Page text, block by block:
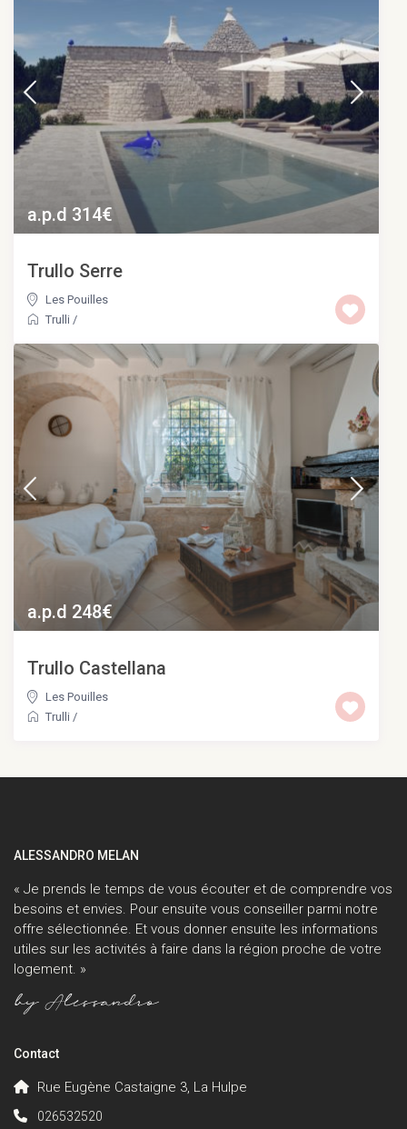
a.p.d 314€
Trullo Serre
Les Pouilles
Trulli /
a.p.d 248€
Trullo Castellana
Les Pouilles
Trulli /
ALESSANDRO MELAN
« Je prends le temps de vous écouter et de comprendre vos
besoins et envies. Pour ensuite vous conseiller parmi notre
offre sélectionnée. Et vous donner ensuite les informations
utiles sur les activités à faire dans la région proche de votre
logement. »
Contact
Rue Eugène Castaigne 3, La Hulpe
026532520